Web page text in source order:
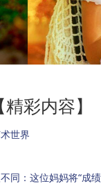
【精彩内容】
世界
同：这位妈妈将“成